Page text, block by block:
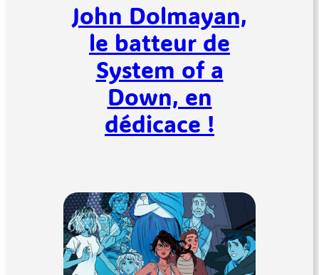
John Dolmayan,
le batteur de
System of a
Down, en
dédicace !